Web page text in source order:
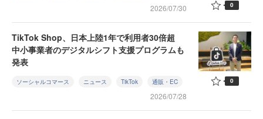
2026/07/30 0
TikTok Shop、日本上陸1年で利用者30倍超
中小事業者のデジタルシフト支援プログラムも
発表
ソーシャルコマース ニュース TikTok 通販・EC
2026/07/28
0